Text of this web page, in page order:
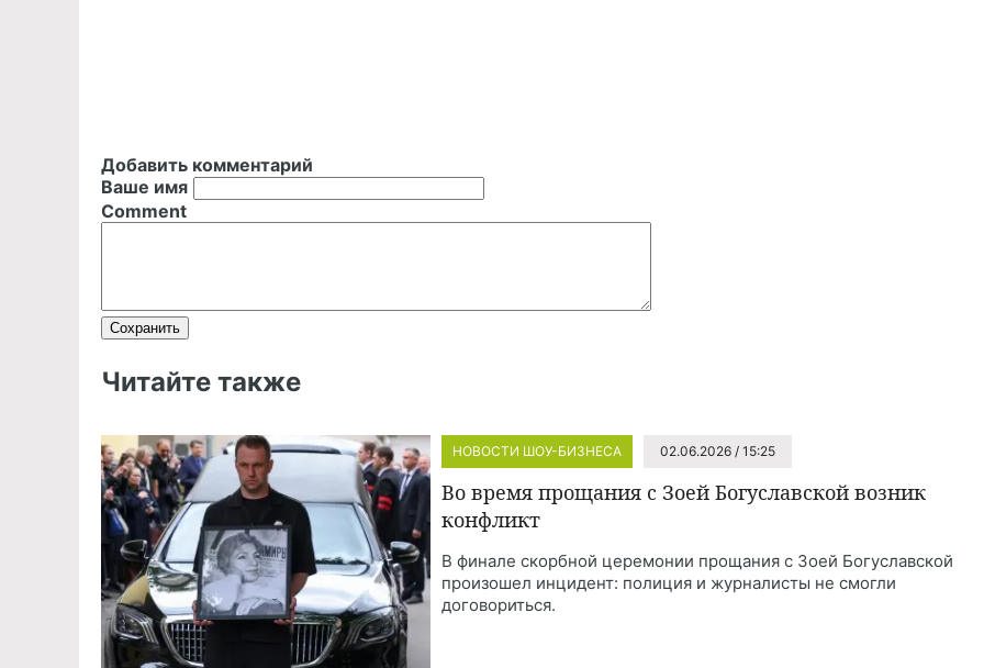
Добавить комментарий
Ваше имя
Comment
Читайте также
НОВОСТИ ШОУ-БИЗНЕСА 02.06.2026 / 15:25
Во время прощания с Зоей Богуславской возник
конфликт
В финале скорбной церемонии прощания с Зоей Богуславской
произошел инцидент: полиция и журналисты не смогли
договориться.